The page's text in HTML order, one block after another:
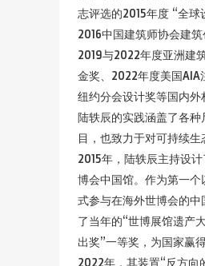
志评选的2015年度 “全球
2016中国建筑师协会建筑
2019与2022年度亚洲建
金奖、2022年度美国AIA
纽约分会设计奖等国内外
陆轶辰的实践涵盖了各种
目，也致力于对可持续生
2015年，陆轶辰主持设
博会中国馆。作为第一个
式参与在海外世博会的中
了当年的“世博展馆遗产
出奖”一等奖，为国家赢
2022年，其装置“反方向